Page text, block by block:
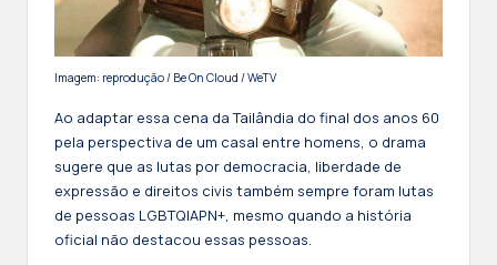
Imagem: reprodução / Be On Cloud / WeTV
Ao adaptar essa cena da Tailândia do final dos anos 60
pela perspectiva de um casal entre homens, o drama
sugere que as lutas por democracia, liberdade de
expressão e direitos civis também sempre foram lutas
de pessoas LGBTQIAPN+, mesmo quando a história
oficial não destacou essas pessoas.